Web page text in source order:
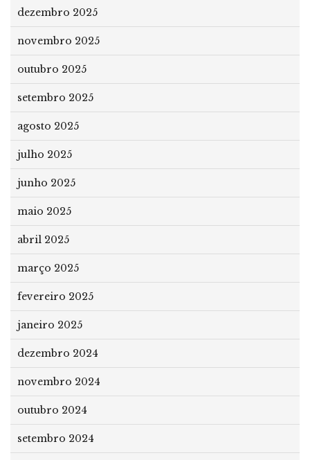
dezembro 2025
novembro 2025
outubro 2025
setembro 2025
agosto 2025
julho 2025
junho 2025
maio 2025
abril 2025
março 2025
fevereiro 2025
janeiro 2025
dezembro 2024
novembro 2024
outubro 2024
setembro 2024